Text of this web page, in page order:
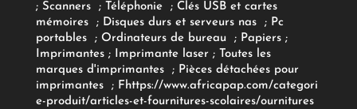
; Scanners ; Téléphonie ; Clés USB et cartes
mémoires
; Disques durs et serveurs nas ; Pc
portables
; Ordinateurs de bureau ; Papiers;
Imprimantes;Imprimante laser; Toutes les
marques d'imprimantes
; Pièces détachées pour
imprimantes
; Fhttps://www.africapap.com/categori
e-produit/articles-et-fournitures-scolaires/ournitures